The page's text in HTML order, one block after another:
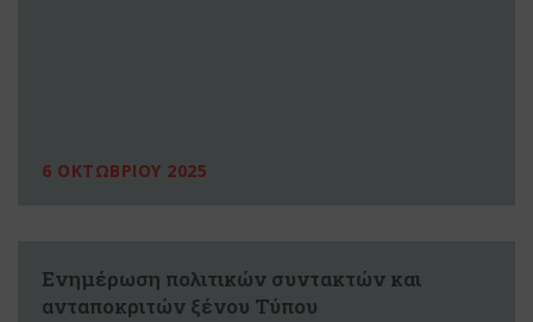
6 ΟΚΤΩΒΡΙΟΥ 2025
Ενημέρωση πολιτικών συντακτών και
ανταποκριτών ξένου Τύπου